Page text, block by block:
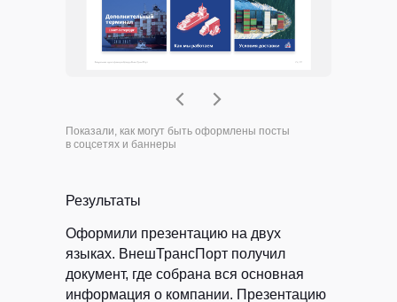
Показали, как могут быть оформлены посты
в соцсетях и баннеры
Результаты
Оформили презентацию на двух
языках. ВнешТрансПорт получил
документ, где собрана вся основная
информация о компании. Презентацию